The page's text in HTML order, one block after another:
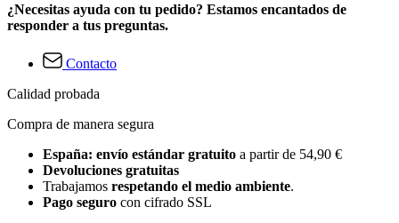
¿Necesitas ayuda con tu pedido? Estamos encantados de
responder a tus preguntas.
Contacto
Calidad probada
Compra de manera segura
España: envío estándar gratuito a partir de 54,90 €
Devoluciones gratuitas
Trabajamos respetando el medio ambiente.
Pago seguro con cifrado SSL